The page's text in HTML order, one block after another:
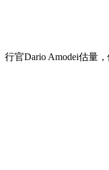
行官Dario Amodei估量